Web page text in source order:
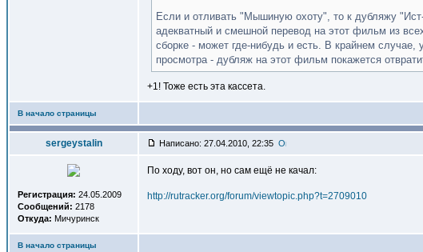
Если и отливать "Мышиную охоту", то к дубляжу
адекватный и смешной перевод на этот фильм из
сборке - может где-нибудь и есть. В крайнем
просмотра - дубляж на этот фильм покажется
+1! Тоже есть эта кассета.
В начало страницы
sergeystalin Написано: 27.04.2010, 22:35
Регистрация: 24.05.2009
Сообщений: 2178
Откуда: Мичуринск
По ходу, вот он, но сам ещё не качал:
http://rutracker.org/forum/viewtopic.php?t=2709010
В начало страницы